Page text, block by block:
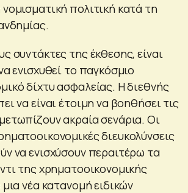
πολιτική κατά τη
συντάκτες της έκθεσης, είναι
ενισχυθεί το παγκόσμιο
δίχτυ ασφαλείας. Η διεθνής
να είναι έτοιμη να βοηθήσει τις
ακραία σενάρια. Οι
διευκολύνσεις
να ενισχύσουν περαιτέρω τα
της χρηματοοικονομικής
νέα κατανομή ειδικών